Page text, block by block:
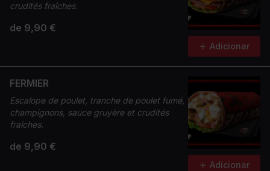
crudités fraîches.
de 9,90 €
Adicionar
FERMIER
Escalope de poulet, tranche de poulet fumé,
champignons, sauce gruyère et crudités
fraîches.
de 9,90 €
Adicionar